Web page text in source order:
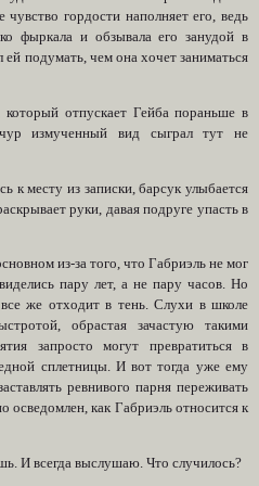
гордости наполняет его, ведь
фыркала и обзывала его занудой в
ей подумать, чем она хочет заниматься
отпускает Гейба пораньше в
измученный вид сыграл тут не
к месту из записки, барсук улыбается
руки, давая подруге упасть в
из-за того, что Габриэль не мог
пару лет, а не пару часов. Но
же отходит в тень. Слухи в школе
обрастая зачастую такими
запросто могут превратиться в
сплетницы. И вот тогда уже ему
ревнивого парня переживать
осведомлен, как Габриэль относится к
И всегда выслушаю. Что случилось?